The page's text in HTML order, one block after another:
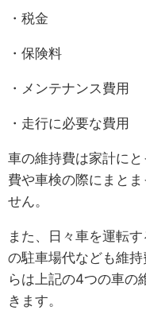
・税金
・保険料
・メンテナンス費用
・走行に必要な費用
車の維持費は家計に
費や車検の際にまと
せん。
また、日々車を運転
の駐車場代なども維
らは上記の4つの車の
きます。